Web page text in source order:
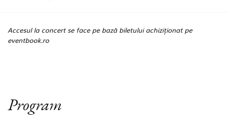
Accesul la concert se face pe bază biletului achiziționat pe
eventbook.ro
Program